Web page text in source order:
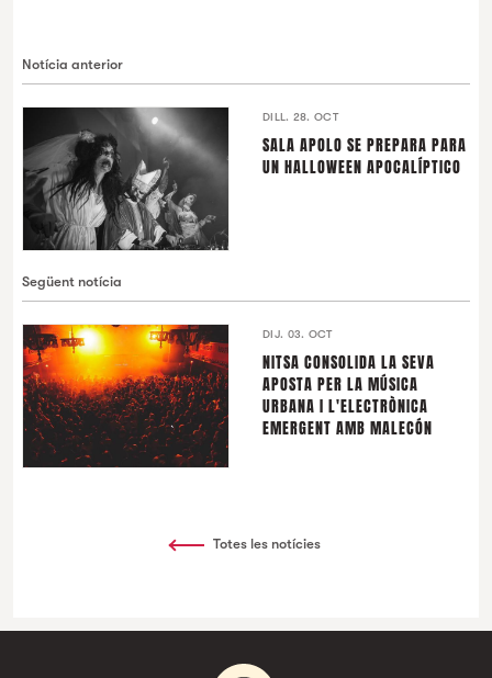
Notícia anterior
DILL. 28. OCT
SALA APOLO SE PREPARA PARA
UN HALLOWEEN APOCALÍPTICO
Següent notícia
DIJ. 03. OCT
NITSA CONSOLIDA LA SEVA
APOSTA PER LA MÚSICA
URBANA I L'ELECTRÒNICA
EMERGENT AMB MALECÓN
Totes les notícies